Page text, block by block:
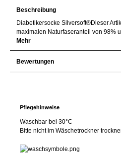
Beschreibung
Diabetikersocke Silversoft®Dieser
maximalen Naturfaseranteil von 98%
Mehr
Bewertungen
Pflegehinweise
Waschbar bei 30°C
Bitte nicht im Wäschetrockner